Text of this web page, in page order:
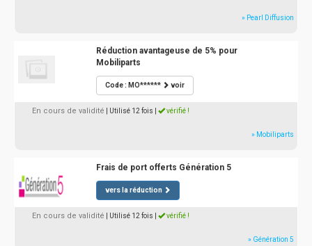
» Pearl Diffusion
Réduction avantageuse de 5% pour
Mobiliparts
Code : MO****** voir
En cours de validité | Utilisé 12 fois vérifié !
» Mobiliparts
Frais de port offerts Génération 5
vers la réduction
En cours de validité | Utilisé 12 fois vérifié !
» Génération 5